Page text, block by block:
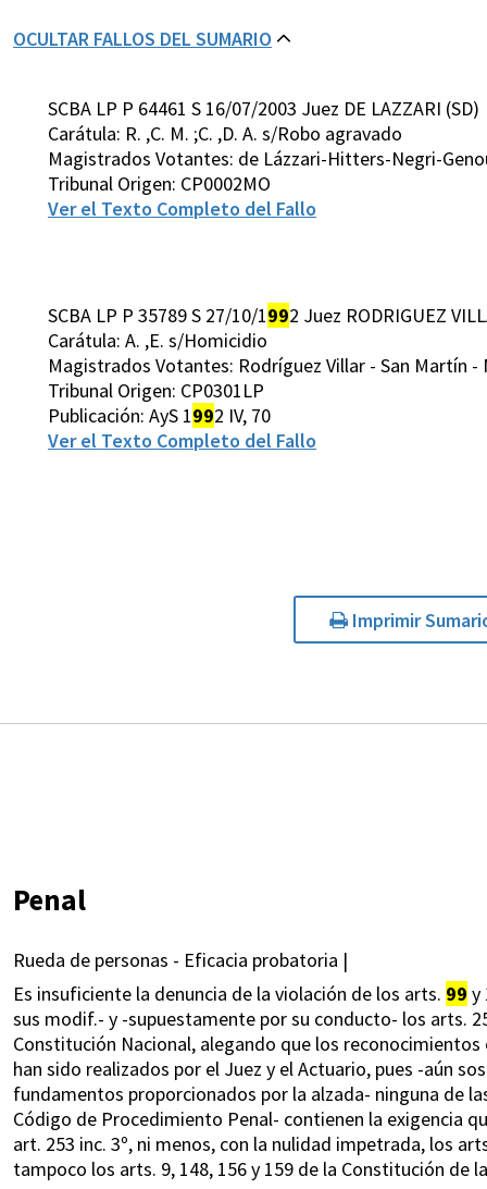
OCULTAR FALLOS DEL SUMARIO
SCBA LP P 64461 S 16/07/2003 Juez DE LAZZARI (SD)
Carátula: R. ,C. M. ;C. ,D. A. s/Robo agravado
Magistrados Votantes: de Lázzari-Hitters-Negri-
Tribunal Origen: CP0002MO
Ver el Texto Completo del Fallo
SCBA LP P 35789 S 27/10/1992 Juez RODRIGUEZ
Carátula: A. ,E. s/Homicidio
Magistrados Votantes: Rodríguez Villar - San Martín
Tribunal Origen: CP0301LP
Publicación: AyS 1992 IV, 70
Ver el Texto Completo del Fallo
Imprimir
Penal
Rueda de personas - Eficacia probatoria |
Es insuficiente la denuncia de la violación de los arts. 99 y
sus modif.- y -supuestamente por su conducto- los arts.
Constitución Nacional, alegando que los
han sido realizados por el Juez y el Actuario, pues -aún
fundamentos proporcionados por la alzada- ninguna de
Código de Procedimiento Penal- contienen la exigencia
art. 253 inc. 3º, ni menos, con la nulidad impetrada, los
tampoco los arts. 9, 148, 156 y 159 de la Constitución de